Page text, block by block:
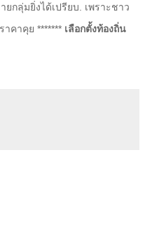
กลุ่มยิ่งได้เปรียบ. เพราะชาว
คาคุย ******* เลือกตั้งท้องถิ่น